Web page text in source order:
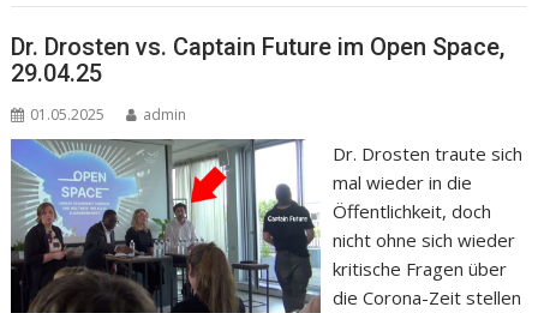
Dr. Drosten vs. Captain Future im Open Space,
29.04.25
01.05.2025 admin
Dr. Drosten traute sich
mal wieder in die
Öffentlichkeit, doch
nicht ohne sich wieder
kritische Fragen über
die Corona-Zeit stellen